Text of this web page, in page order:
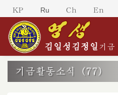
KP Ru Ch En
김일성 김정일 기금
기금활동소식 (77)